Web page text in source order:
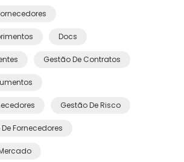
Docs
Gestão De Contratos
Gestão De Risco
Fornecedores